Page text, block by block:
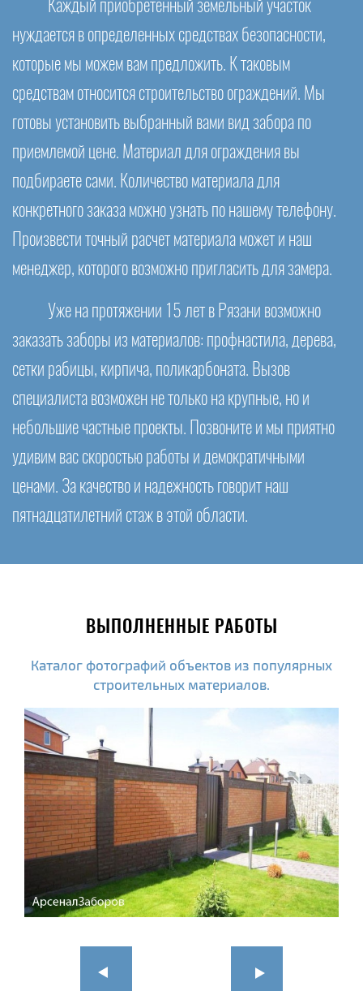
Каждый приобретенный земельный участок
нуждается в определенных средствах безопасности,
которые мы можем вам предложить. К таковым
средствам относится строительство ограждений. Мы
готовы установить выбранный вами вид забора по
приемлемой цене. Материал для ограждения вы
подбираете сами. Количество материала для
конкретного заказа можно узнать по нашему телефону.
Произвести точный расчет материала может и наш
менеджер, которого возможно пригласить для замера.
Уже на протяжении 15 лет в Рязани возможно
заказать заборы из материалов: профнастила, дерева,
сетки рабицы, кирпича, поликарбоната. Вызов
специалиста возможен не только на крупные, но и
небольшие частные проекты. Позвоните и мы приятно
удивим вас скоростью работы и демократичными
ценами. За качество и надежность говорит наш
пятнадцатилетний стаж в этой области.
ВЫПОЛНЕННЫЕ РАБОТЫ
Каталог фотографий объектов из популярных
строительных материалов.